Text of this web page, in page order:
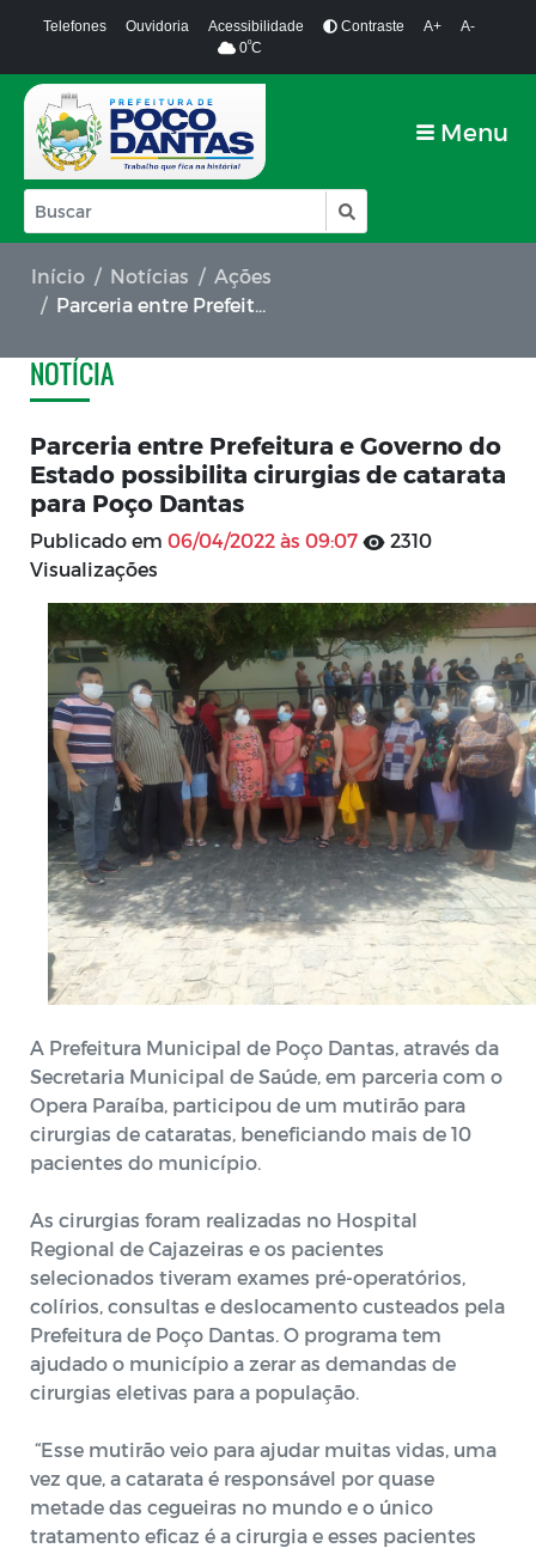
Telefones Ouvidoria Acessibilidade Contraste A+
A-
0ºC
Menu
Início Notícias
Ações
Parceria entre Prefeitura e Governo do Estado possibilita cirurgias de catarata para Poço Dantas
NOTÍCIA
Parceria entre Prefeitura e Governo do
Estado possibilita cirurgias de catarata
para Poço Dantas
Publicado em 06/04/2022 às 09:07
2310
Visualizações
A Prefeitura Municipal de Poço Dantas, através da
Secretaria Municipal de Saúde, em parceria com o
Opera Paraíba, participou de um mutirão para
cirurgias de cataratas, beneficiando mais de 10
pacientes do município.
As cirurgias foram realizadas no Hospital
Regional de Cajazeiras e os pacientes
selecionados tiveram exames pré-operatórios,
colírios, consultas e deslocamento custeados pela
Prefeitura de Poço Dantas. O programa tem
ajudado o município a zerar as demandas de
cirurgias eletivas para a população.
“Esse mutirão veio para ajudar muitas vidas, uma
vez que, a catarata é responsável por quase
metade das cegueiras no mundo e o único
tratamento eficaz é a cirurgia e esses pacientes